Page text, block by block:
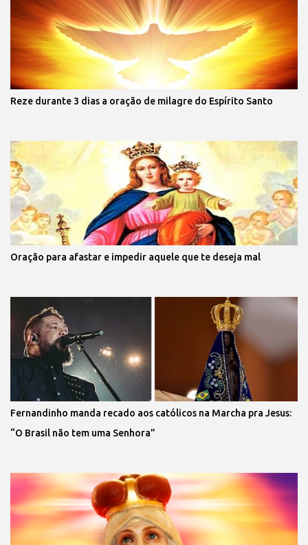
Reze durante 3 dias a oração de milagre do Espírito Santo
Oração para afastar e impedir aquele que te deseja mal
Fernandinho manda recado aos católicos na Marcha pra Jesus:
“O Brasil não tem uma Senhora”